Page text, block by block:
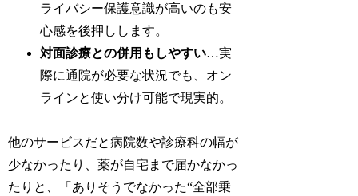
ライバシー保護意識が高いのも安
心感を後押しします。
対面診療との併用もしやすい…実
際に通院が必要な状況でも、オン
ラインと使い分け可能で現実的。
他のサービスだと病院数や診療科の幅が
少なかったり、薬が自宅まで届かなかっ
たりと、「ありそうでなかった“全部乗